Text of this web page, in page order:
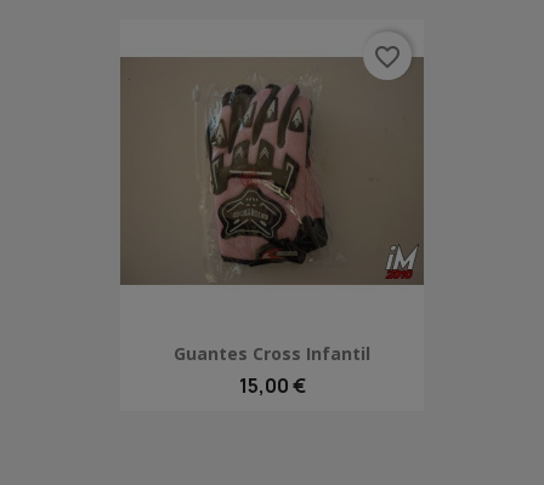
Guantes Cross Infantil
15,00 €
favorite_border